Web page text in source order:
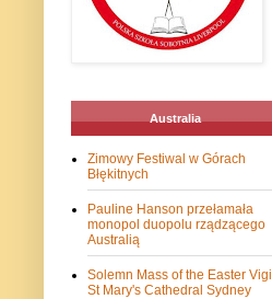
Australia
Zimowy Festiwal w Górach
Błękitnych
Pauline Hanson przełamała
monopol duopolu rządzącego
Australią
Solemn Mass of the Easter Vigil
St Mary's Cathedral Sydney